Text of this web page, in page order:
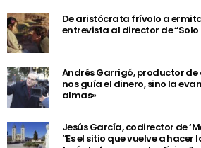
De aristócrata frívolo a
entrevista al director de “Solo
Andrés Garrigó, productor de
nos guía el dinero, sino la
almas»
Jesús García, codirector de
“Es el sitio que vuelve a